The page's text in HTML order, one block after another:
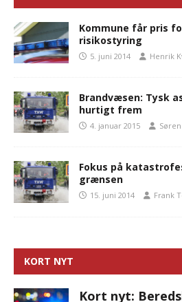
Kommune får pris
risikostyring
5. juni 2014 Henrik
Brandvæsen: Tysk
hurtigt frem
4. januar 2015
Fokus på
grænsen
15. juni 2014 Frank
KORT NYT
Kort nyt: